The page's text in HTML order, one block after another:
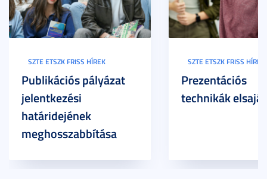
SZTE ETSZK FRISS HÍREK
Publikációs pályázat
jelentkezési
határidejének
meghosszabbítása
SZTE ETSZK FRISS HÍREK
Prezentációs
technikák